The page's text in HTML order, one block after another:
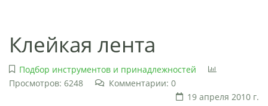
Клейкая лента
Подбор инструментов и принадлежностей
Просмотров: 6248
Комментарии: 0
19 апреля 2010 г.